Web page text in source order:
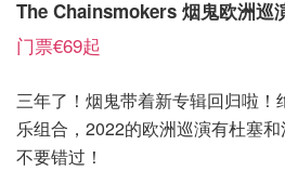
The Chainsmokers 烟鬼欧洲巡
门票€69起
三年了！烟鬼带着新专辑回归啦！
乐组合，2022的欧洲巡演有杜塞
不要错过！